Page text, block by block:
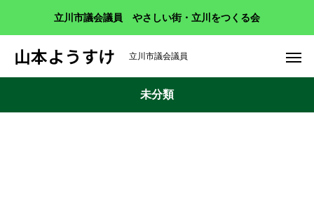
立川市議会議員 やさしい街・立川をつくる会
山本ようすけ 立川市議会議員
未分類